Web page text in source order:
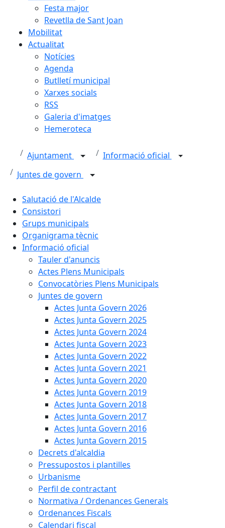
Festa major
Revetlla de Sant Joan
Mobilitat
Actualitat
Notícies
Agenda
Butlletí municipal
Xarxes socials
RSS
Galeria d'imatges
Hemeroteca
Ajuntament
Informació oficial
Juntes de govern
Salutació de l'Alcalde
Consistori
Grups municipals
Organigrama tècnic
Informació oficial
Tauler d'anuncis
Actes Plens Municipals
Convocatòries Plens Municipals
Juntes de govern
Actes Junta Govern 2026
Actes Junta Govern 2025
Actes Junta Govern 2024
Actes Junta Govern 2023
Actes Junta Govern 2022
Actes Junta Govern 2021
Actes Junta Govern 2020
Actes Junta Govern 2019
Actes Junta Govern 2018
Actes Junta Govern 2017
Actes Junta Govern 2016
Actes Junta Govern 2015
Decrets d'alcaldia
Pressupostos i plantilles
Urbanisme
Perfil de contractant
Normativa / Ordenances Generals
Ordenances Fiscals
Calendari fiscal